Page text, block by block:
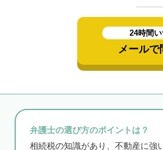
24時間
メールで
弁護士の選び方のポイントは？
相続税の知識があり、不動産に強